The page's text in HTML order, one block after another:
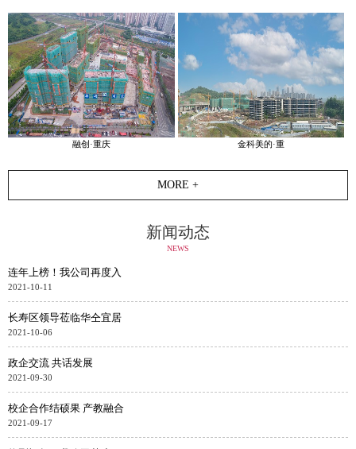
融创·重庆 金科美的·重
MORE +
新闻动态
NEWS
连年上榜！我公司再度入
2021-10-11
长寿区领导莅临华仝宜居
2021-10-06
政企交流 共话发展
2021-09-30
校企合作结硕果 产教融合
2021-09-17